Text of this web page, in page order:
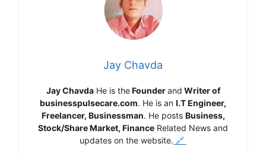
Jay Chavda
Jay ChavdaHe is theFounderand Writer of
businesspulsecare.com. He is an I.T Engineer,
Freelancer, Businessman. He posts Business,
Stock/Share Market, Finance Related News and
updates on the website. 🔗